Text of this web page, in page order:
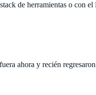
de herramientas o con el
ahora y recién